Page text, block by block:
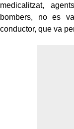
medicalitzat,
bombers, no es
conductor, que va